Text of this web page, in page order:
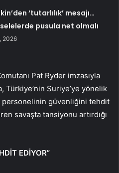
‘tutarlılık’ mesajı…
pusula net olmalı
2026
Pat Ryder imzasıyla
Türkiye’nin Suriye’ye yönelik
personelinin güvenliğini tehdit
savaşta tansiyonu artırdığı
EDİYOR”